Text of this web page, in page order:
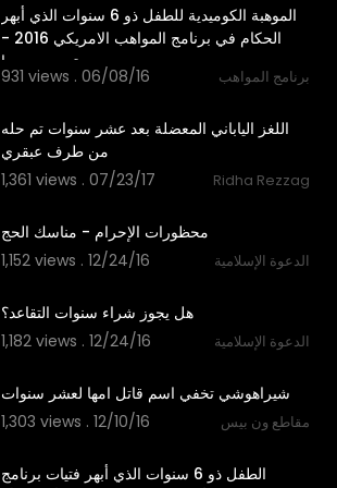
الموهبة الكوميدية للطفل ذو 6 سنوات الذي أبهر
الحكام في برنامج المواهب الامريكي 2016 -
مترجم حصريا
931 views . 06/08/16 برنامج المواهب
اللغز الياباني المعضلة بعد عشر سنوات تم حله
من طرف عبقري
1,361 views . 07/23/17
Ridha Rezzag
1,152 views . 12/24/16
الدعوة الإسلامية
‫هل يجوز شراء سنوات التقاعد؟‬‎
1,182 views . 12/24/16
الدعوة الإسلامية
1,303 views . 12/10/16
مقاطع ون بيس
‫الطفل ذو 6 سنوات الذي أبهر فتيات برنامج